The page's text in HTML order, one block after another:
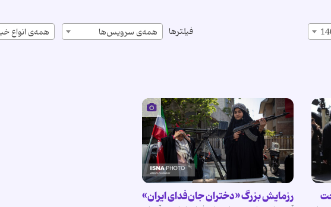
فیلترها همه‌ی سرویس‌ها همه‌ی انواع
رزمایش بزرگ «دختران جان‌فدای ایران»